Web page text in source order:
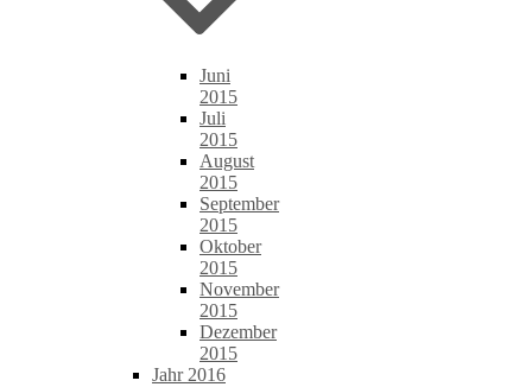
Juni
2015
Juli
2015
August
2015
September
2015
Oktober
2015
November
2015
Dezember
2015
Jahr 2016